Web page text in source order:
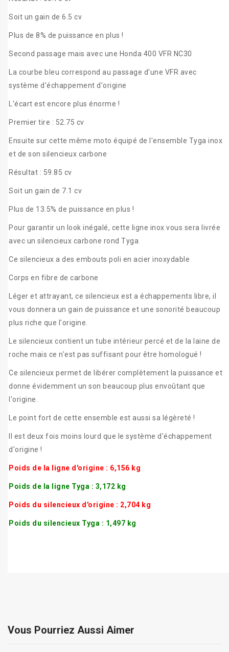
Soit un gain de 6.5 cv
Plus de 8% de puissance en plus !
Second passage mais avec une Honda 400 VFR NC30
La courbe bleu correspond au passage d'une VFR avec
système d'échappement d'origine
L'écart est encore plus énorme !
Premier tire : 52.75 cv
Ensuite sur cette même moto équipé de l'ensemble Tyga inox
et de son silencieux carbone
Résultat : 59.85 cv
Soit un gain de 7.1 cv
Plus de 13.5% de puissance en plus !
Pour garantir un look inégalé, cette ligne inox vous sera livrée
avec un silencieux carbone rond Tyga
Ce silencieux a des embouts poli en acier inoxydable
Corps en fibre de carbone
Léger et attrayant, ce silencieux est a échappements libre, il
vous donnera un gain de puissance et une sonorité beaucoup
plus riche que l'origine.
Le silencieux contient un tube intérieur percé et de la laine de
roche mais ce n'est pas suffisant pour être homologué !
Ce silencieux permet de libérer complètement la puissance et
donne évidemment un son beaucoup plus envoûtant que
l'origine.
Le point fort de cette ensemble est aussi sa légèreté !
Il est deux fois moins lourd que le système d'échappement
d'origine !
Poids de la ligne d'origine : 6,156 kg
Poids de la ligne Tyga : 3,172 kg
Poids du silencieux d'origine : 2,704 kg
Poids du silencieux Tyga : 1,497 kg
Vous Pourriez Aussi Aimer